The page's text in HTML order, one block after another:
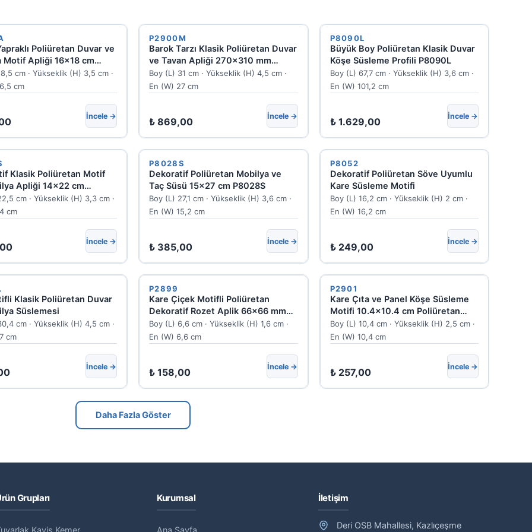
Poliüretan Duvar ve
Motif Apliği 16x18 cm
cm · Yükseklik (H) 3,5 cm ·
cm
İncele →
P2900M
Barok Tarzı Klasik Poliüretan Duvar
ve Tavan Apliği 270x310 mm
P2900M
Boy (L) 31 cm · Yükseklik (H) 4,5 cm ·
En (W) 27 cm
₺ 869,00 İncele →
P8090L
Büyük Boy Poliüretan Klasik Duvar
Köşe Süsleme Profili P8090L
Boy (L) 67,7 cm · Yükseklik (H) 3,6 cm ·
En (W) 101,2 cm
₺1.629,00 İncele →
Klasik Poliüretan Motif
Apliği 14x22 cm
cm · Yükseklik (H) 3,3 cm ·
cm
İncele →
P8028S
Dekoratif Poliüretan Mobilya ve
Taç Süsü 15x27 cm P8028S
Boy (L) 27,1 cm · Yükseklik (H) 3,6 cm ·
En (W) 15,2 cm
₺ 385,00 İncele →
P8052
Dekoratif Poliüretan Söve Uyumlu
Kare Süsleme Motifi
Boy (L) 16,2 cm · Yükseklik (H) 2 cm ·
En (W) 16,2 cm
₺249,00 İncele →
Klasik Poliüretan Duvar
Süslemesi
cm · Yükseklik (H) 4,5 cm ·
cm
İncele →
P2899
Kare Çiçek Motifli Poliüretan
Dekoratif Rozet Aplik 66x66 mm
P2899
Boy (L) 6,6 cm · Yükseklik (H) 1,6 cm ·
En (W) 6,6 cm
₺ 158,00 İncele →
P2901
Kare Çıta ve Panel Köşe Süsleme
Motifi 10.4x10.4 cm Poliüretan
P2901
Boy (L) 10,4 cm · Yükseklik (H) 2,5 cm ·
En (W) 10,4 cm
₺257,00 İncele →
Daha Fazla Göster
Grupları Kurumsal İletişim
Deri OSB Mahallesi, Kazlıçeşme